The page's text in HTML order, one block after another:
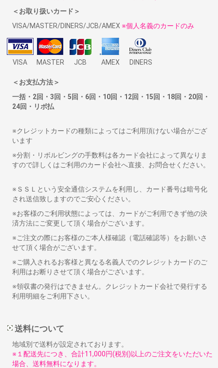
＜お取り扱いカード＞
VISA/MASTER/DINERS/JCB/AMEX ※個人名義のカードのみ
VISA MASTER JCB AMEX DINERS
＜お支払方法＞
一括・2回・3回・5回・6回・10回・12回・15回・18回・20回・
24回・リボ払
※クレジットカードの種類によってはご利用頂けない場合がござ
います
※分割・リボルビングの手数料は各カード会社によって異なりま
すので詳しくはご利用のカード会社へ直接、お問合せください。
※ＳＳＬという安全通信システムを利用し、カード番号は暗号化
され送信致しますのでご安心ください。
※お客様のご利用状態によっては、カードがご利用できず他の決
済方法にご変更して頂く場合がございます。
※ご注文の際にお客様のご本人様確認（電話確認等）をお願いさ
せて頂く場合がございます。
※ご購入されるお客様と異なる名義人でのクレジットカードのご
利用はお断りさせて頂く場合がございます。
※領収書の発行はできません。クレジットカード会社で発行する
利用明細をご利用下さい。
送料について
地域別で送料が設定されております。
※１配送先につき、合計11,000円(税別)以上のご注文をいただいた
場合、送料無料になります。